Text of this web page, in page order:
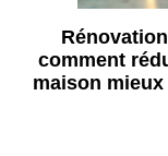
comment
maison